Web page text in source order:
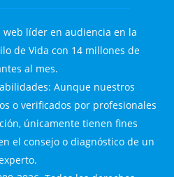
líder en audiencia en la
de Vida con 14 millones de
al mes.
Aunque nuestros
o verificados por profesionales
únicamente tienen fines
el consejo o diagnóstico de un